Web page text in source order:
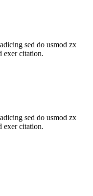
sed do usmod zx
exer citation.
sed do usmod zx
exer citation.